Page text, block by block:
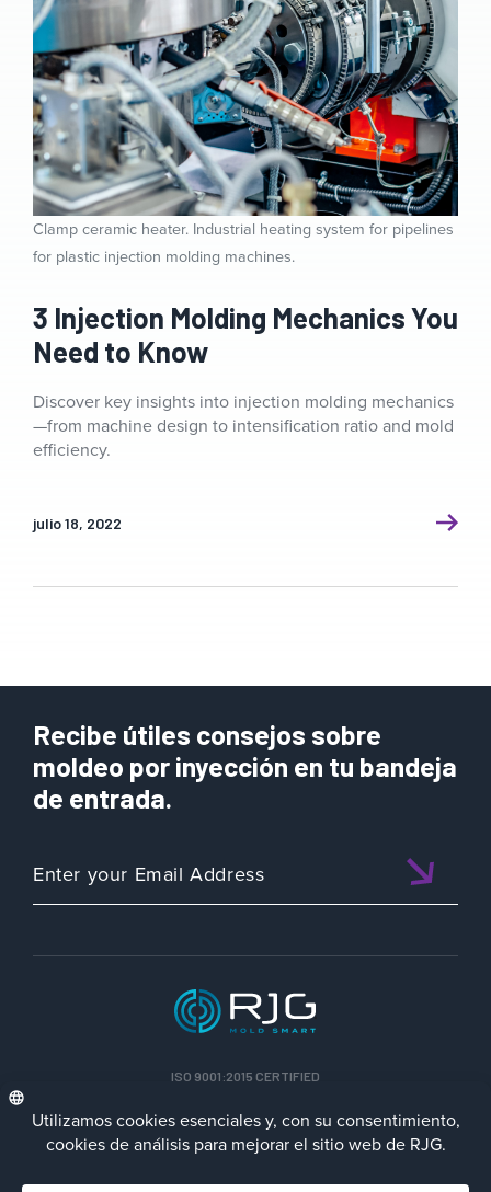
Clamp ceramic heater. Industrial heating system for pipelines
for plastic injection molding machines.
3 Injection Molding Mechanics You
Need to Know
Discover key insights into injection molding mechanics
—from machine design to intensification ratio and mold
efficiency.
julio 18, 2022
Recibe útiles consejos sobre
moldeo por inyección en tu bandeja
de entrada.
ISO 9001:2015 CERTIFIED